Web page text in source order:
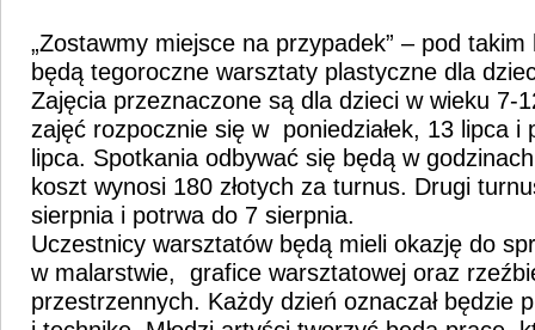
„Zostawmy miejsce na przypadek” – pod takim
będą tegoroczne warsztaty plastyczne dla
Zajęcia przeznaczone są dla dzieci w wieku 7-
zajęć rozpocznie się w poniedziałek, 13 lipca i
lipca. Spotkania odbywać się będą w
koszt wynosi 180 złotych za turnus. Drugi
sierpnia i potrwa do 7 sierpnia.
Uczestnicy warsztatów będą mieli okazję do
w malarstwie, grafice warsztatowej oraz
przestrzennych. Każdy dzień oznaczał będzie